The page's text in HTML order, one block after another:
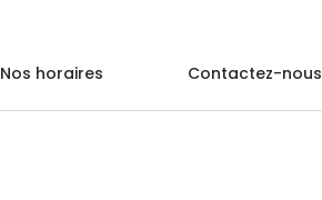
Nos horaires Contactez-nous